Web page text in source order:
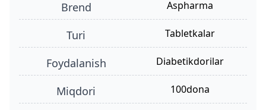
Brend Aspharma
turi tabletkalar
foydalanish diabetikdorilar
miqdori 100dona